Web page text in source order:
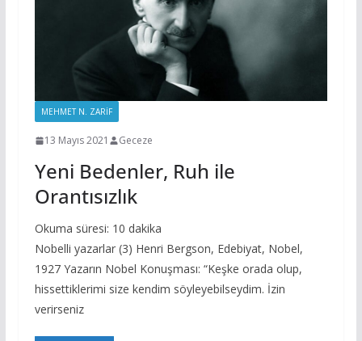
MEHMET N. ZARIF
13 Mayıs 2021 Geceze
Yeni Bedenler, Ruh ile
Orantısızlık
Okuma süresi: 10 dakika
Nobelli yazarlar (3) Henri Bergson, Edebiyat, Nobel,
1927 Yazarın Nobel Konuşması: “Keşke orada olup,
hissettiklerimi size kendim söyleyebilseydim. İzin
verirseniz